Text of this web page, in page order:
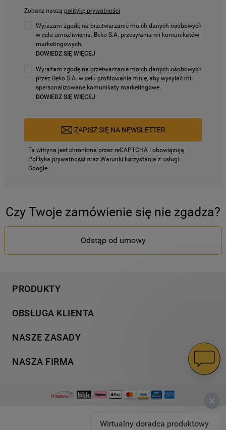
Zobacz naszą politykę prywatności
Wyrażam zgodę na przetwarzanie moich danych osobowych
w celu umożliwienia. Beko S.A. przesyłania mi komunikatów
marketingowych.
DOWIEDZ SIĘ WIĘCEJ
Wyrażam zgodę na przetwarzanie moich danych osobowych
przez Beko S.A. w celu profilowania mnie, aby wysyłać mi
spersonalizowane komunikaty marketingowe.
DOWIEDZ SIĘ WIĘCEJ
ZAPISZ SIĘ NA NEWSLETTER
Ta witryna jest chroniona przez reCAPTCHA i obowiązują
Polityka prywatności oraz Warunki korzystania z usługi
Google.
Czy Twoje zamówienie się nie zgadza?
Odstąp od umowy
PRODUKTY
Chłodnictwo
Gotowanie
Dodatkowe produkty
OBSŁUGA KLIENTA
Napisz do nas
Gwarancja
Rozwiązywanie problemów
NASZE ZASADY
Polityka prywatności
Regulamin sklepu
NASZA FIRMA
Strategia podatkowa
Wirtualny doradca produktowy